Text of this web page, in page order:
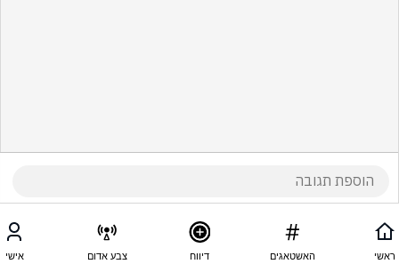
ראשי האשטאגים דיווח צבע אדום אישי